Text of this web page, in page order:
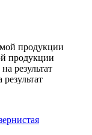
продукции